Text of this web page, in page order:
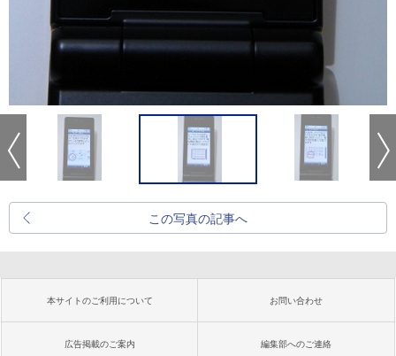
この写真の記事へ
本サイトのご利用について お問い合わせ
広告掲載のご案内 編集部へのご連絡